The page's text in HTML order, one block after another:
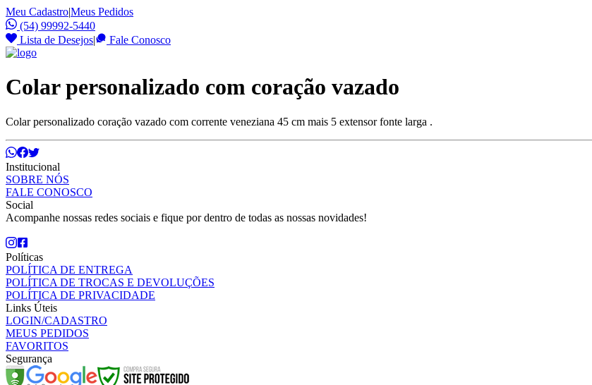
Meu Cadastro|Meus Pedidos
(54) 99992-5440
Lista de Desejos| Fale Conosco
Colar personalizado com coração vazado
Colar personalizado coração vazado com corrente veneziana 45 cm mais 5 extensor fonte larga .
Institucional
SOBRE NÓS
FALE CONOSCO
Social
Acompanhe nossas redes sociais e fique por dentro de todas as nossas novidades!
Políticas
POLÍTICA DE ENTREGA
POLÍTICA DE TROCAS E DEVOLUÇÕES
POLÍTICA DE PRIVACIDADE
Links Úteis
LOGIN/CADASTRO
MEUS PEDIDOS
FAVORITOS
Segurança